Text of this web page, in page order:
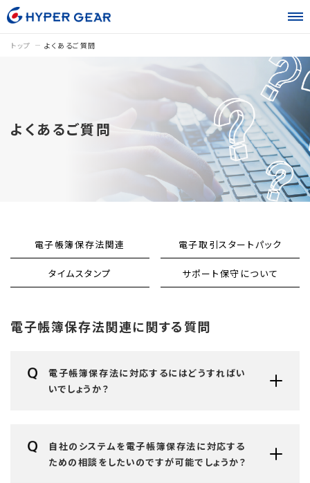
トップ よくあるご質問
よくあるご質問
電子帳簿保存法関連 電子取引スタートパック
タイムスタンプ サポート保守について
電子帳簿保存法関連に関する質問
電子帳簿保存法に対応するにはどうすればい
いでしょうか？
自社のシステムを電子帳簿保存法に対応する
ための相談をしたいのですが可能でしょうか？